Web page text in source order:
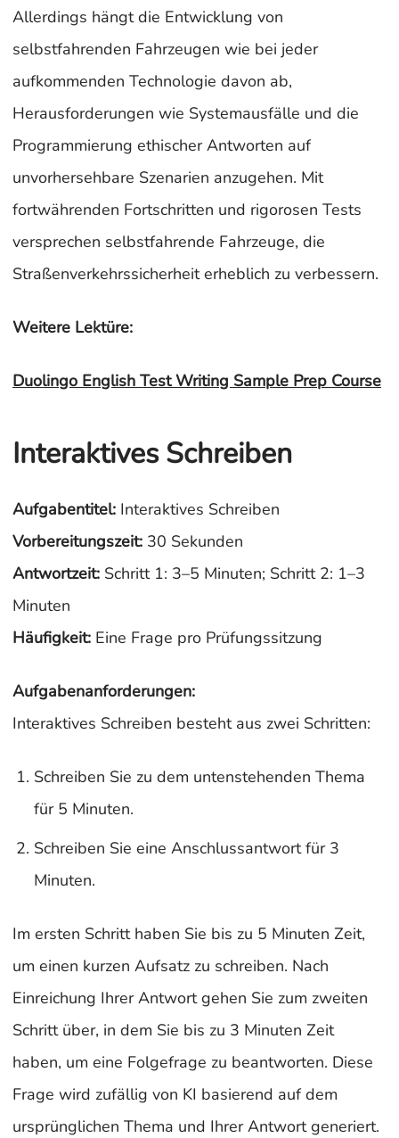
Allerdings hängt die Entwicklung von
selbstfahrenden Fahrzeugen wie bei jeder
aufkommenden Technologie davon ab,
Herausforderungen wie Systemausfälle und die
Programmierung ethischer Antworten auf
unvorhersehbare Szenarien anzugehen. Mit
fortwährenden Fortschritten und rigorosen Tests
versprechen selbstfahrende Fahrzeuge, die
Straßenverkehrssicherheit erheblich zu verbessern.
Weitere Lektüre:
Duolingo English Test Writing Sample Prep Course
Interaktives Schreiben
Aufgabentitel: Interaktives Schreiben
Vorbereitungszeit: 30 Sekunden
Antwortzeit: Schritt 1: 3–5 Minuten; Schritt 2: 1–3
Minuten
Häufigkeit: Eine Frage pro Prüfungssitzung
Aufgabenanforderungen:
Interaktives Schreiben besteht aus zwei Schritten:
Schreiben Sie zu dem untenstehenden Thema
für 5 Minuten.
Schreiben Sie eine Anschlussantwort für 3
Minuten.
Im ersten Schritt haben Sie bis zu 5 Minuten Zeit,
um einen kurzen Aufsatz zu schreiben. Nach
Einreichung Ihrer Antwort gehen Sie zum zweiten
Schritt über, in dem Sie bis zu 3 Minuten Zeit
haben, um eine Folgefrage zu beantworten. Diese
Frage wird zufällig von KI basierend auf dem
ursprünglichen Thema und Ihrer Antwort generiert.